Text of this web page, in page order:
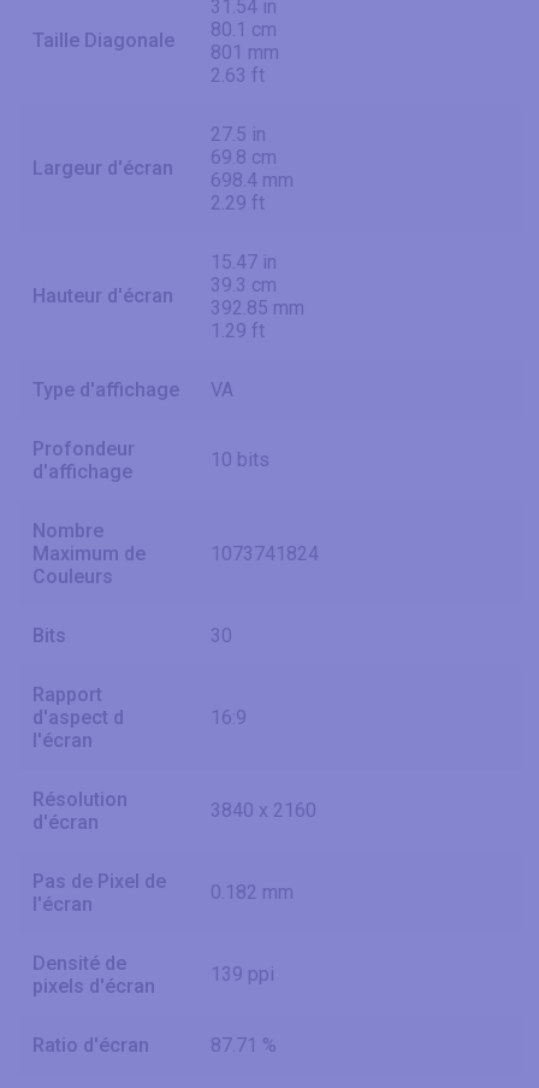
Taille Diagonale
31.54 in
80.1 cm
801 mm
2.63 ft
Largeur d'écran
27.5 in
69.8 cm
698.4 mm
2.29 ft
Hauteur d'écran
15.47 in
39.3 cm
392.85 mm
1.29 ft
Type d'affichage VA
Profondeur
d'affichage
10 bits
Nombre
Maximum de
Couleurs
1073741824
Bits 30
Rapport
d'aspect d
l'écran
16:9
Résolution
d'écran
3840 x 2160
Pas de Pixel de
l'écran
0.182 mm
Densité de
pixels d'écran
139 ppi
Ratio d'écran 87.71 %